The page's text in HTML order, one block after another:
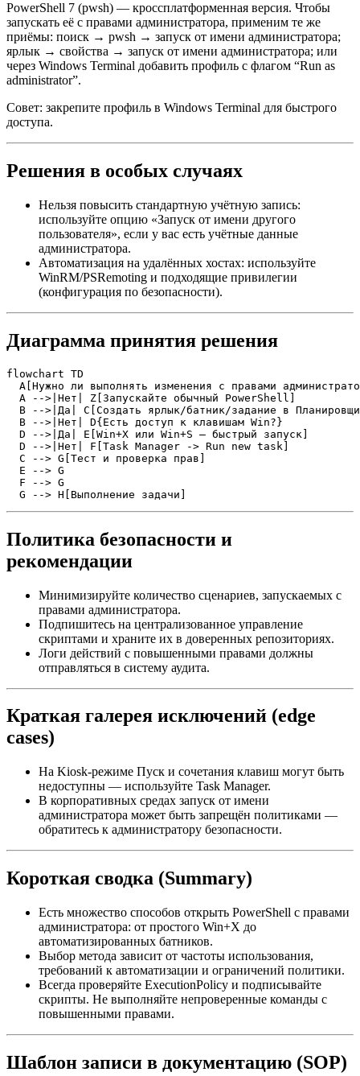
PowerShell 7 (pwsh) — кроссплатформенная версия. Чтобы
запускать её с правами администратора, применим те же
приёмы: поиск → pwsh → запуск от имени администратора;
ярлык → свойства → запуск от имени администратора; или
через Windows Terminal добавить профиль с флагом “Run as
administrator”.
Совет: закрепите профиль в Windows Terminal для быстрого
доступа.
Решения в особых случаях
Нельзя повысить стандартную учётную запись:
используйте опцию «Запуск от имени другого
пользователя», если у вас есть учётные данные
администратора.
Автоматизация на удалённых хостах: используйте
WinRM/PSRemoting и подходящие привилегии
(конфигурация по безопасности).
Диаграмма принятия решения
flowchart TD
A[Нужно ли выполнять изменения с правами
  A -->|Нет| Z[Запускайте обычный PowerShell]
B -->|Да| C[Создать ярлык/батник/задание в
  B -->|Нет| D{Есть доступ к клавишам Win?}
  D -->|Да| E[Win+X или Win+S — быстрый запуск]
  D -->|Нет| F[Task Manager -> Run new task]
  C --> G[Тест и проверка прав]
  E --> G
  F --> G
  G --> H[Выполнение задачи]
Политика безопасности и
рекомендации
Минимизируйте количество сценариев, запускаемых с
правами администратора.
Подпишитесь на централизованное управление
скриптами и храните их в доверенных репозиториях.
Логи действий с повышенными правами должны
отправляться в систему аудита.
Краткая галерея исключений (edge
cases)
На Kiosk‑режиме Пуск и сочетания клавиш могут быть
недоступны — используйте Task Manager.
В корпоративных средах запуск от имени
администратора может быть запрещён политиками —
обратитесь к администратору безопасности.
Короткая сводка (Summary)
Есть множество способов открыть PowerShell с правами
администратора: от простого Win+X до
автоматизированных батников.
Выбор метода зависит от частоты использования,
требований к автоматизации и ограничений политики.
Всегда проверяйте ExecutionPolicy и подписывайте
скрипты. Не выполняйте непроверенные команды с
повышенными правами.
Шаблон записи в документацию (SOP)